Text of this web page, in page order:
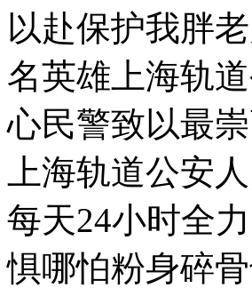
以赴保护我胖
名英雄上海轨
心民警致以最
上海轨道公安
每天24小时全
惧哪怕粉身碎